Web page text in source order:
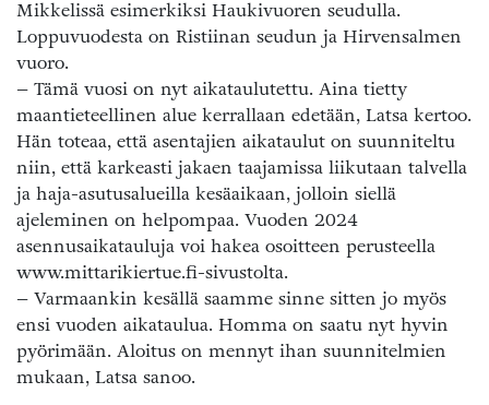
Mikkelissä esimerkiksi Haukivuoren seudulla.
Loppuvuodesta on Ristiinan seudun ja Hirvensalmen
vuoro.
– Tämä vuosi on nyt aikataulutettu. Aina tietty
maantieteellinen alue kerrallaan edetään, Latsa kertoo.
Hän toteaa, että asentajien aikataulut on suunniteltu
niin, että karkeasti jakaen taajamissa liikutaan talvella
ja haja-asutusalueilla kesäaikaan, jolloin siellä
ajeleminen on helpompaa. Vuoden 2024
asennusaikatauluja voi hakea osoitteen perusteella
www.mittarikiertue.fi-sivustolta.
– Varmaankin kesällä saamme sinne sitten jo myös
ensi vuoden aikataulua. Homma on saatu nyt hyvin
pyörimään. Aloitus on mennyt ihan suunnitelmien
mukaan, Latsa sanoo.